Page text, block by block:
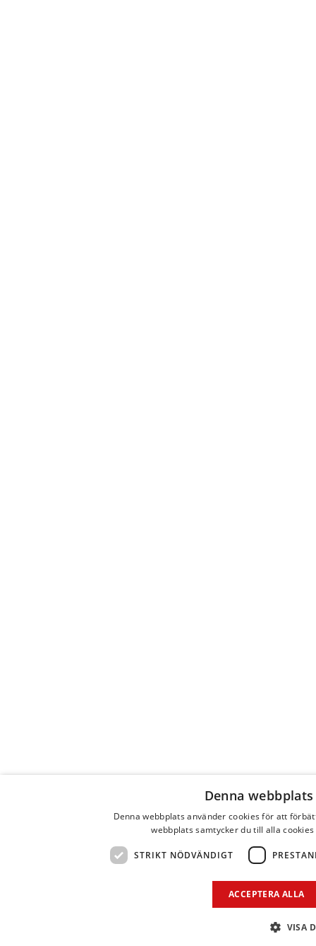
Denna
Denna webbplats använder cookies för att
webbplats samtycker du till alla
STRIKT NÖDVÄNDIGT
ACCEPTERA ALLA
VISA